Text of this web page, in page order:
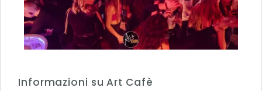
Informazioni su Art Cafè